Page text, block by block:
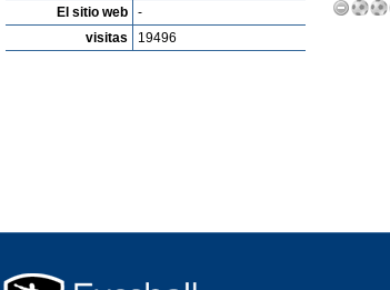
El sitio web
-
visitas
19496